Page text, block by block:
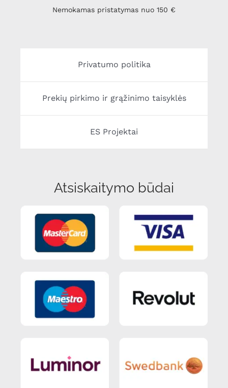
Nemokamas pristatymas nuo 150 €
Privatumo politika
Prekių pirkimo ir grąžinimo taisyklės
ES Projektai
Atsiskaitymo būdai